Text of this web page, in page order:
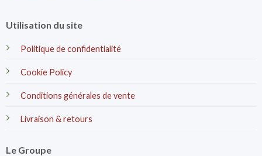
Utilisation du site
Politique de confidentialité
Cookie Policy
Conditions générales de vente
Livraison & retours
Le Groupe